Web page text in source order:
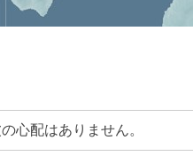
心配はありません。